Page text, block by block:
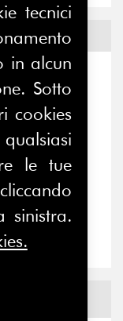
tecnici
in alcun
Sotto
cookies
le tue
sinistra.